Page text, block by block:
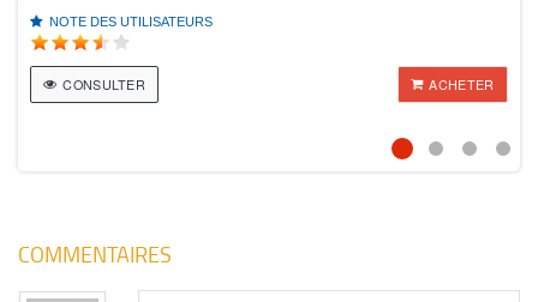
NOTE DES UTILISATEURS
CONSULTER ACHETER
COMMENTAIRES